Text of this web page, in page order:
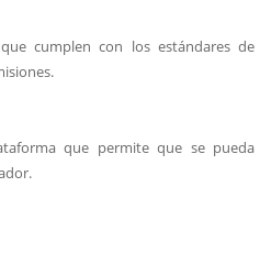
cumplen con los estándares de
que permite que se pueda